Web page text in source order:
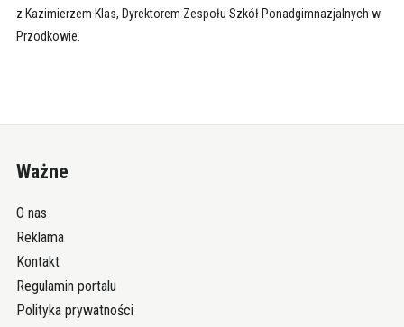
z Kazimierzem Klas, Dyrektorem Zespołu Szkół Ponadgimnazjalnych w
Przodkowie.
Ważne
O nas
Reklama
Kontakt
Regulamin portalu
Polityka prywatności